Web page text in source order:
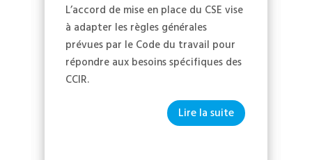
L’accord de mise en place du CSE vise
à adapter les règles générales
prévues par le Code du travail pour
répondre aux besoins spécifiques des
CCIR.
Lire la suite